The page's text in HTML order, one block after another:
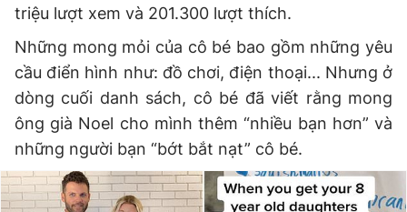
Đọc Thanh Niên trên điện thoại
Theo dõi báo trên
triệu lượt xem và 201.300 lượt thích.
Những mong mỏi của cô bé bao gồm những yêu
cầu điển hình như: đồ chơi, điện thoại... Nhưng ở
dòng cuối danh sách, cô bé đã viết rằng mong
ông già Noel cho mình thêm “nhiều bạn hơn” và
những người bạn “bớt bắt nạt” cô bé.